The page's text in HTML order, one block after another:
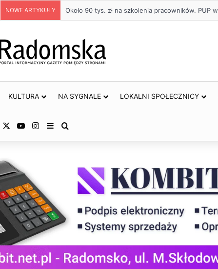
NOWE ARTYKUŁY Około 90 tys. zł na szkolenia pracowników. PUP
KULTURA NA SYGNALE LOKALNI SPOŁECZNICY
Facebook YouTubeInstagram
Sidebar